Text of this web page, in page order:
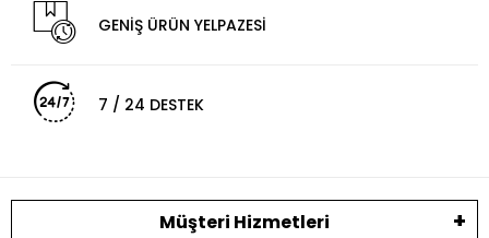
GENİŞ ÜRÜN YELPAZESİ
7 / 24 DESTEK
Müşteri Hizmetleri